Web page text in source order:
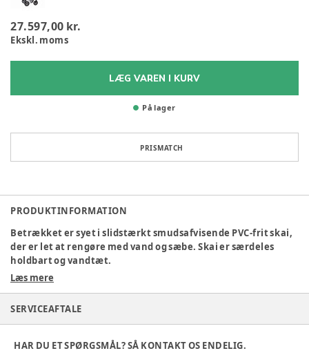
27.597,00 kr.
Ekskl. moms
LÆG VAREN I KURV
På lager
PRISMATCH
PRODUKTINFORMATION
Betrækket er syet i slidstærkt smudsafvisende PVC-frit skai,
der er let at rengøre med vand og sæbe. Skai er særdeles
holdbart og vandtæt.
Se demonstrationsvideo her:
Odder motorvogn - brugerguide, til institutioner - YouTube
Læs mere
SERVICEAFTALE
HAR DU ET SPØRGSMÅL? SÅ KONTAKT OS ENDELIG.